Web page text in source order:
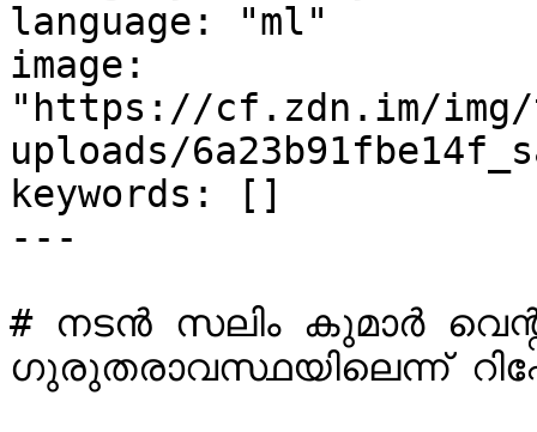
language: "ml"
image:
"https://cf.zdn.im/img/
uploads/
keywords: []
---
# നടൻ സലിം കുമാർ
ഗുരുതരാവസ്ഥയിലെന്ന്